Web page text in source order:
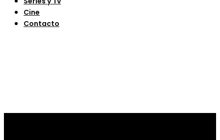
Cine
Contacto